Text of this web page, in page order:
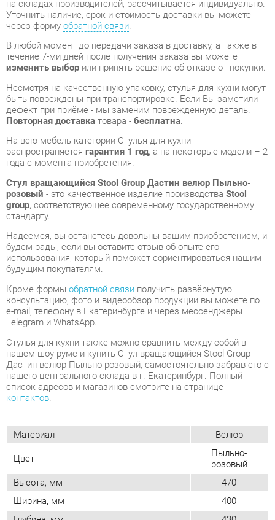
изменить выборили принять решение об отказе от покупки.
Несмотря на качественную упаковку, стулья для кухни могут
быть повреждены при транспортировке. Если Вы заметили
дефект при приёме - мы заменим поврежденную деталь.
Повторная доставкатовара -бесплатна.
распространяетсягарантия 1 год, а на некоторые модели – 2
года с момента приобретения.
Стул вращающийся Stool Group Дастин велюр Пыльно-
group, соответствующее современному государственному
стандарту.
Надеемся, вы останетесь довольны вашим приобретением, и
будем рады, если вы оставите отзыв об опыте его
использования, который поможет сориентироваться нашим
будущим покупателям.
Кроме формы
консультацию, фото и видеообзор продукции вы можете по
e-mail, телефону в Екатеринбурге и через мессенджеры
Telegram и WhatsApp.
Стулья для кухни также можно сравнить между собой в
нашем шоу-руме и купить Стул вращающийся Stool Group
Дастин велюр Пыльно-розовый, самостоятельно забрав его с
нашего центрального склада в г. Екатеринбург. Полный
список адресов и магазинов смотрите на странице
контактов.
Материал Велюр
Цвет
Пыльно-
розовый
Ширина, мм
400
Глубина, мм
430
Вес упаковок, кг
8.5
Форма
Квадратные
Обивка
Тканевая
Мягкая спинка
Да